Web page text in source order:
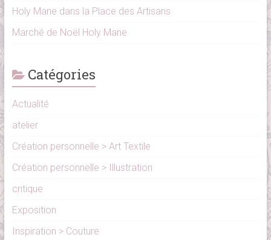
Holy Mane dans la Place des Artisans
Marché de Noël Holy Mane
Catégories
Actualité
atelier
Création personnelle > Art Textile
Création personnelle > Illustration
critique
Exposition
Inspiration > Couture